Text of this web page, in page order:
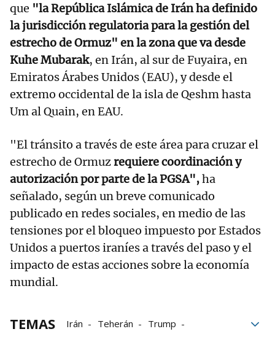
que "la República Islámica de Irán ha definido
la jurisdicción regulatoria para la gestión del
estrecho de Ormuz" en la zona que va desde
Kuhe Mubarak, en Irán, al sur de Fuyaira, en
Emiratos Árabes Unidos (EAU), y desde el
extremo occidental de la isla de Qeshm hasta
Um al Quain, en EAU.
"El tránsito a través de este área para cruzar el
estrecho de Ormuzrequiere coordinación y
autorización por parte de la PGSA",ha
señalado, según un breve comunicado
publicado en redes sociales, en medio de las
tensiones por el bloqueo impuesto por Estados
Unidos a puertos iraníes a través del paso y el
impacto de estas acciones sobre la economía
mundial.
TEMAS Irán Teherán
Trump